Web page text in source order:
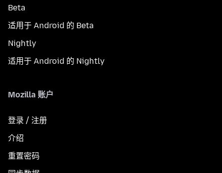
Beta
适用于 Android 的 Beta
Nightly
适用于 Android 的 Nightly
Mozilla 账户
登录 / 注册
介绍
重置密码